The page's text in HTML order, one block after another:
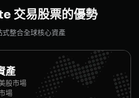
交易股票的優勢
式整合全球核心資產
產
股市場
場